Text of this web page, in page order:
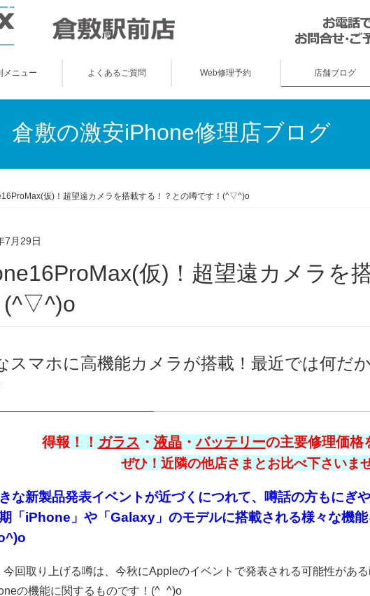
メニュー よくあるご質問 Web修理予約 店舗ブログ
倉敷の激安iPhone修理店ブログ
仮)！超望遠カメラを搭載する！？との噂です！(^▽^)o
7月29日
(^▽^)o
スマホに高機能カメラが搭載！最近では何だ
得報！！ ガラス ・ 液晶・バッテリーの主要修理価格
ぜひ！近隣の他店さまとお比べ下さいま
な新製品発表イベントが近づくにつれて、噂話の方もにぎ
「iPhone」や「Galaxy」のモデルに搭載される様々な機
今回取り上げる噂は、今秋にAppleのイベントで発表される可能性があ
の機能に関するものです！(^_^)o